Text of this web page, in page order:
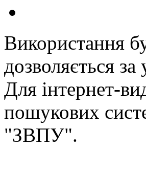
Використання
дозволяється
Для інтернет-
пошукових
"ЗВПУ".